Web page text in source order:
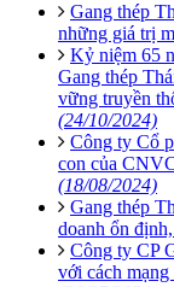
Gang thép
những giá trị
Kỷ niệm 65
Gang thép
vững truyền
(24/10/2024)
Công ty Cổ
con của
(18/08/2024)
Gang thép
doanh ổn
Công ty CP
với cách